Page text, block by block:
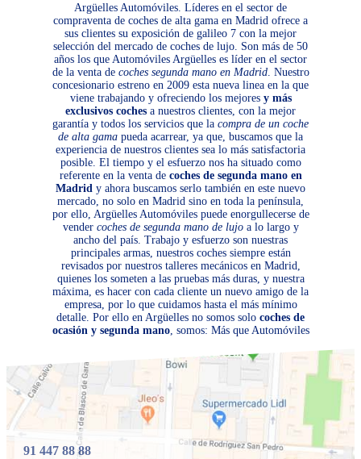
Argüelles Automóviles. Líderes en el sector de
compraventa de coches de alta gama en Madrid ofrece a
sus clientes su exposición de galileo 7 con la mejor
selección del mercado de coches de lujo. Son más de 50
años los que Automóviles Argüelles es líder en el sector
de la venta de coches segunda mano en Madrid. Nuestro
concesionario estreno en 2009 esta nueva linea en la que
viene trabajando y ofreciendo los mejores y más
exclusivos coches a nuestros clientes, con la mejor
garantía y todos los servicios que la compra de un coche
de alta gama pueda acarrear, ya que, buscamos que la
experiencia de nuestros clientes sea lo más satisfactoria
posible. El tiempo y el esfuerzo nos ha situado como
referente en la venta de coches de segunda mano en
Madrid y ahora buscamos serlo también en este nuevo
mercado, no solo en Madrid sino en toda la península,
por ello, Argüelles Automóviles puede enorgullecerse de
vender coches de segunda mano de lujoa lo largo y
ancho del país. Trabajo y esfuerzo son nuestras
principales armas, nuestros coches siempre están
revisados por nuestros talleres mecánicos en Madrid,
quienes los someten a las pruebas más duras, y nuestra
máxima, es hacer con cada cliente un nuevo amigo de la
empresa, por lo que cuidamos hasta el más mínimo
detalle. Por ello en Argüelles no somos solo coches de
ocasión y segunda mano, somos: Más que Automóviles
91 447 88 88